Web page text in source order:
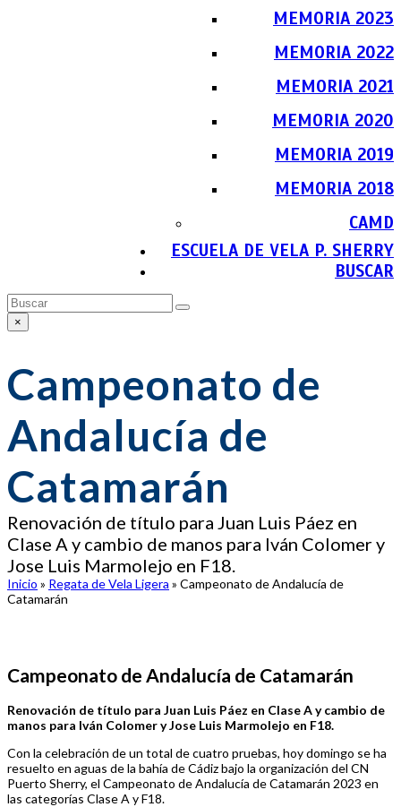
MEMORIA 2023
MEMORIA 2022
MEMORIA 2021
MEMORIA 2020
MEMORIA 2019
MEMORIA 2018
CAMD
ESCUELA DE VELA P. SHERRY
BUSCAR
Buscar
Enviar
×
Close
Campeonato de
Andalucía de
Catamarán
Renovación de título para Juan Luis Páez en
Clase A y cambio de manos para Iván Colomer y
Jose Luis Marmolejo en F18.
Inicio » Regata de Vela Ligera » Campeonato de Andalucía de
Catamarán
Campeonato de Andalucía de Catamarán
Renovación de título para Juan Luis Páez en Clase A y cambio de
manos para Iván Colomer y Jose Luis Marmolejo en F18.
Con la celebración de un total de cuatro pruebas, hoy domingo se ha
resuelto en aguas de la bahía de Cádiz bajo la organización del CN
Puerto Sherry, el Campeonato de Andalucía de Catamarán 2023 en
las categorías Clase A y F18.